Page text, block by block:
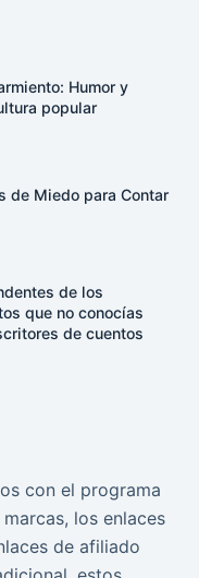
Humor y
popular
de Miedo para Contar
de los
que no conocías
de cuentos
con el programa
los enlaces
de afiliado